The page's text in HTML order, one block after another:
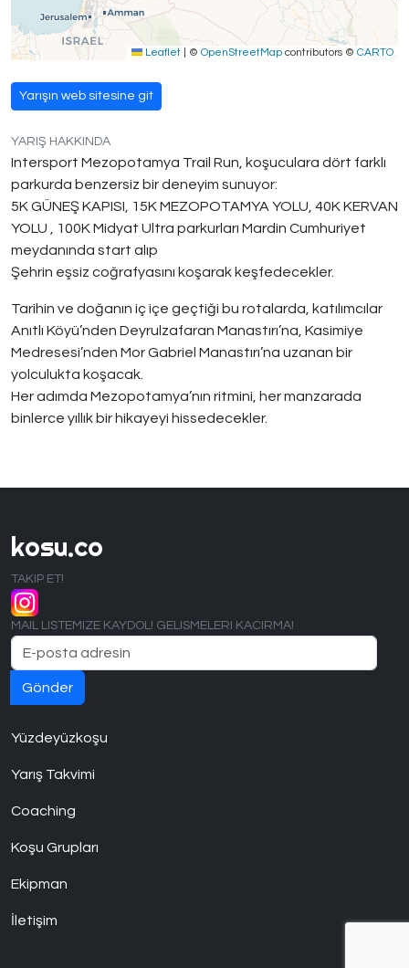
Leaflet © OpenStreetMap contributors © CARTO
Yarışın web sitesine git
YARIŞ HAKKINDA
Intersport Mezopotamya Trail Run, koşuculara dört farklı
parkurda benzersiz bir deneyim sunuyor:
5K GÜNEŞ KAPISI, 15K MEZOPOTAMYA YOLU, 40K KERVAN
YOLU , 100K Midyat Ultra parkurları Mardin Cumhuriyet
meydanında start alıp
Şehrin eşsiz coğrafyasını koşarak keşfedecekler.
Tarihin ve doğanın iç içe geçtiği bu rotalarda, katılımcılar
Anıtlı Köyü’nden Deyrulzafaran Manastırı’na, Kasimiye
Medresesi’nden Mor Gabriel Manastırı’na uzanan bir
yolculukta koşacak.
Her adımda Mezopotamya’nın ritmini, her manzarada
binlerce yıllık bir hikayeyi hissedecekler.
kosu.co
TAKIP ET!
MAIL LISTEMIZE KAYDOL! GELISMELERI KACIRMA!
Yüzdeyüzkoşu
Yarış Takvimi
Coaching
Koşu Grupları
Ekipman
İletişim